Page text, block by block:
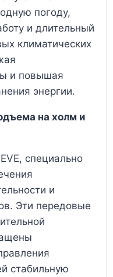
погоду,
и длительный
климатических
и повышая
энергии.
на холм и
специально
и
Эти передовые
стабильную